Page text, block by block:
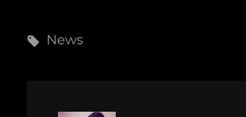
Tags,
News